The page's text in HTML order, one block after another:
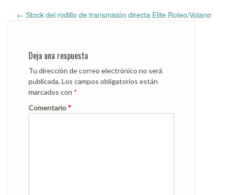
Post
← Stock del rodillo de transmisión directa Elite Roteo/Volano
Deja una respuesta
Tu dirección de correo electrónico no será
publicada.Los campos obligatorios están
marcados con *
Comentario *